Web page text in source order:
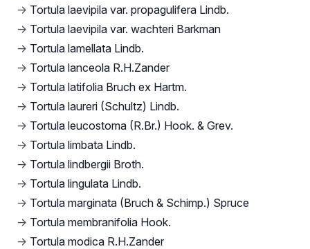
→ Tortula laevipila var. propagulifera Lindb.
→ Tortula laevipila var. wachteri Barkman
→ Tortula lamellata Lindb.
→ Tortula lanceola R.H.Zander
→ Tortula latifolia Bruch ex Hartm.
→ Tortula laureri (Schultz) Lindb.
→ Tortula leucostoma (R.Br.) Hook. & Grev.
→ Tortula limbata Lindb.
→ Tortula lindbergii Broth.
→ Tortula lingulata Lindb.
→ Tortula marginata (Bruch & Schimp.) Spruce
→ Tortula membranifolia Hook.
→ Tortula modica R.H.Zander